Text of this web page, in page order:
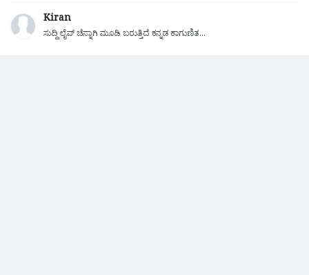
Kiran
ಸುದ್ದಿ ಲೈವ್ ಚೆನ್ನಾಗಿ ಮೂಡಿ ಬರುತ್ತಿದೆ ಕನ್ನಡ ಕಾಗುಣಿತ...